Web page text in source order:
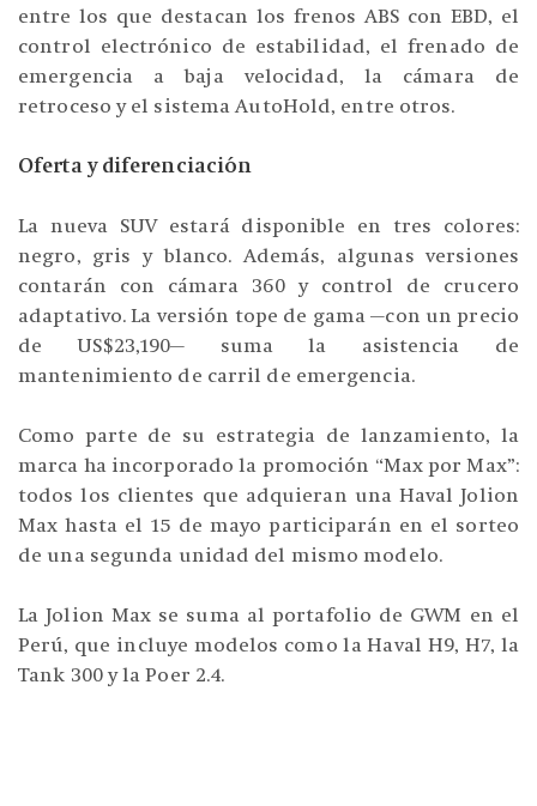
entre los que destacan los frenos ABS con EBD, el
control electrónico de estabilidad, el frenado de
emergencia a baja velocidad, la cámara de
retroceso y el sistema AutoHold, entre otros.
Oferta y diferenciación
La nueva SUV estará disponible en tres colores:
negro, gris y blanco. Además, algunas versiones
contarán con cámara 360 y control de crucero
adaptativo. La versión tope de gama —con un precio
de US$23,190— suma la asistencia de
mantenimiento de carril de emergencia.
Como parte de su estrategia de lanzamiento, la
marca ha incorporado la promoción “Max por Max”:
todos los clientes que adquieran una Haval Jolion
Max hasta el 15 de mayo participarán en el sorteo
de una segunda unidad del mismo modelo.
La Jolion Max se suma al portafolio de GWM en el
Perú, que incluye modelos como la Haval H9, H7, la
Tank 300 y la Poer 2.4.